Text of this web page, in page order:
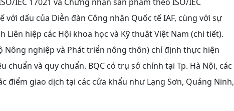
dấu của Diễn đàn Công nhận Quốc tế IAF, cùng với sự
hiệp các Hội khoa học và Kỹ thuật Việt Nam (chi tiết).
Nông nghiệp và Phát triển nông thôn) chỉ định thực hiện
và quy chuẩn. BQC có trụ sở chính tại Tp. Hà Nội, các
điểm giao dịch tại các cửa khẩu như Lạng Sơn, Quảng Ninh,